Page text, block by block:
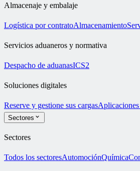
Almacenaje y embalaje
Logística por contratoAlmacenamiento
Servicios aduaneros y normativa
Despacho de aduanasICS2
Soluciones digitales
Reserve y gestione sus cargas
Sectores
Sectores
Todos los sectoresAutomociónQuímica